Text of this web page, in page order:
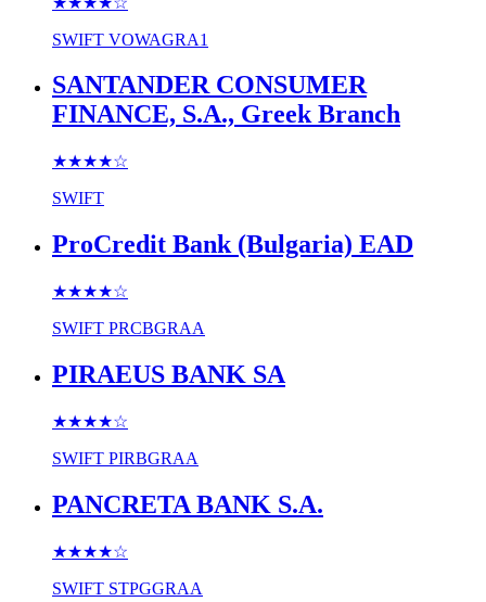
SWIFT VOWAGRA1
SANTANDER CONSUMER
FINANCE, S.A., Greek Branch
★★★★☆
SWIFT
ProCredit Bank (Bulgaria) EAD
★★★★☆
SWIFT PRCBGRAA
PIRAEUS BANK SA
★★★★☆
SWIFT PIRBGRAA
PANCRETA BANK S.A.
★★★★☆
SWIFT STPGGRAA